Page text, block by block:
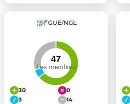
GUE/NGL
30
0
3
14